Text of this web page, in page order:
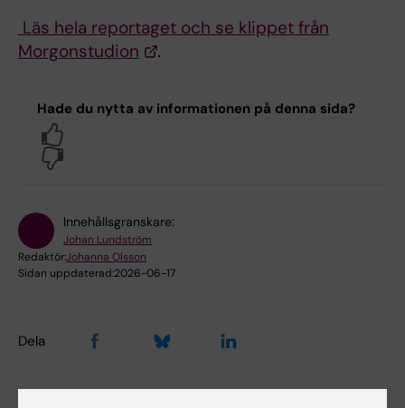
Läs hela reportaget och se klippet från
Morgonstudion
.
Hade du nytta av informationen på denna sida?
Innehållsgranskare:
Johan Lundström
Redaktör:Johanna Olsson
Sidan uppdaterad:2026-06-17
Dela